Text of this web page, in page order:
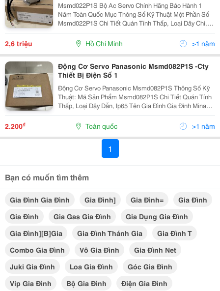
Msmd022P1S Bộ Ac Servo Chính Hãng Bảo Hành 1
Năm Toàn Quốc Mục Thông Số Kỹ Thuật Một Phần Số
Msmd022P1S Chi Tiết Quán Tính Thấp, Loại Dây Chì,
Chuẩn Ip Tên Gia Đình Gia Đình Minas A4 Loạt Dòng
Msmd Kích Thước Mặt Bích...
2,6 triệu Hồ Chí Minh >1 năm
Động Cơ Servo Panasonic Msmd082P1S -Cty
Thiết Bị Điện Số 1
Động Cơ Servo Panasonic Msmd082P1S Thông Số Kỹ
Thuật: Mã Sản Phẩm Msmd082P1S Chi Tiết Quán Tính
Thấp, Loại Dây Dẫn, Ip65 Tên Gia Đình Gia Đình Minas
A4 Loạt Dòng Msmd Kiểu Quán Tính Thấp Lớp Bảo Vệ
Ip65 Giới Thiệu Về Bao Vây Ngoại Trừ...
2.200₫ Toàn quốc >1 năm
1
Bạn có muốn tìm thêm
Gia Đình Gia Đình Gia Đình] Gia Đình=
Gia Đình
Gia Đình
Gia Gas Gia Đình
Gia Dụng Gia Đình
Gia Đình][b]gia
Gia Đình Thánh Gia
Gia Đình T
Combo Gia Đình
Vô Gia Đình
Gia Đình Net
Juki Gia Đình
Loa Gia Đình
Góc Gia Đình
Vip Gia Đình
Bộ Gia Đình
Điện Gia Đình